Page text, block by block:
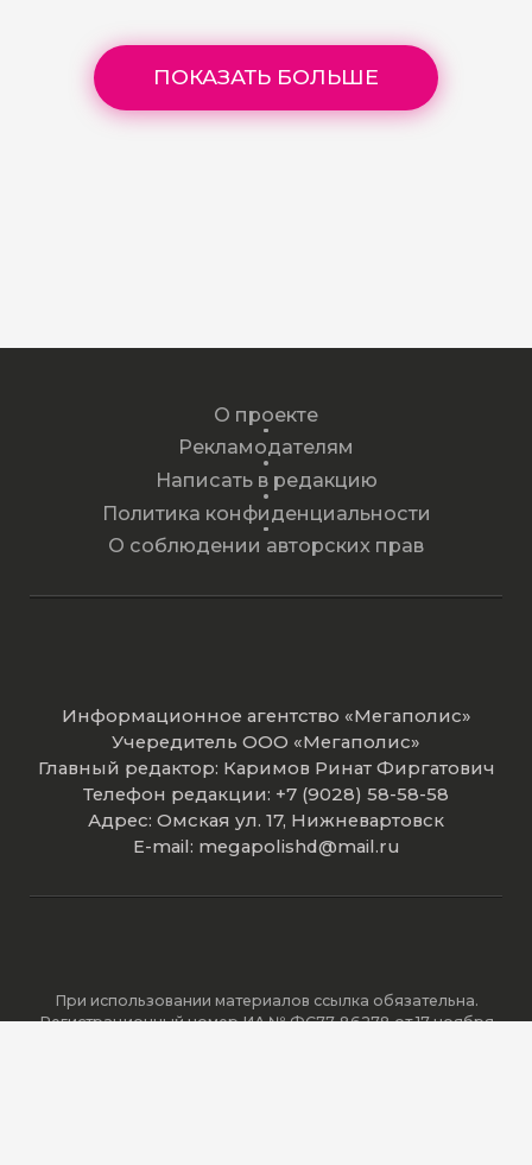
ПОКАЗАТЬ БОЛЬШЕ
О проекте
Рекламодателям
Написать в редакцию
Политика конфиденциальности
О соблюдении авторских прав
Информационное агентство «Мегаполис»
Учередитель ООО «Мегаполис»
Главный редактор: Каримов Ринат Фиргатович
Телефон редакции: +7 (9028) 58-58-58
Адрес: Омская ул. 17, Нижневартовск
E-mail: megapolishd@mail.ru
При использовании материалов ссылка обязательна.
Регистрационный номер ИА № ФС77-86278 от 17 ноября